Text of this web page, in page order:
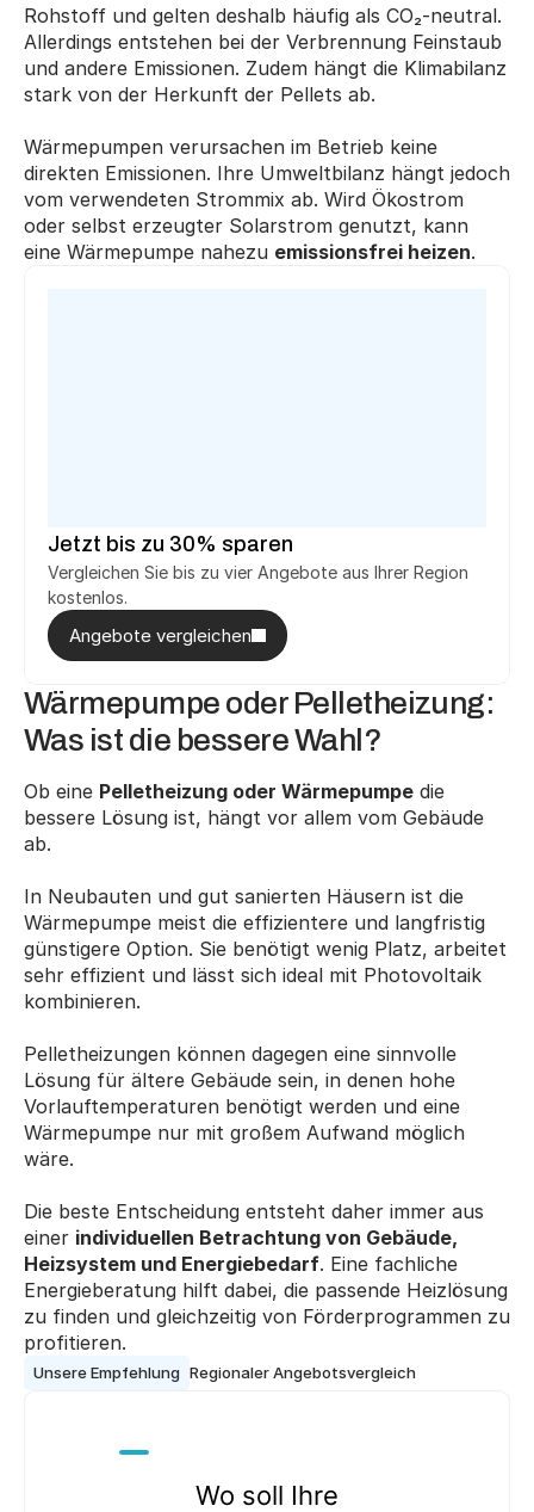
Rohstoff und gelten deshalb häufig als CO₂-neutral.
Allerdings entstehen bei der Verbrennung Feinstaub
und andere Emissionen. Zudem hängt die Klimabilanz
stark von der Herkunft der Pellets ab.
Wärmepumpen verursachen im Betrieb keine
direkten Emissionen. Ihre Umweltbilanz hängt jedoch
vom verwendeten Strommix ab. Wird Ökostrom
oder selbst erzeugter Solarstrom genutzt, kann
eine Wärmepumpe nahezu emissionsfrei heizen.
Jetzt bis zu 30% sparen
Vergleichen Sie bis zu vier Angebote aus Ihrer Region
kostenlos.
Angebote vergleichen
Wärmepumpe oder Pelletheizung:
Was ist die bessere Wahl?
Ob eine Pelletheizung oder Wärmepumpe die
bessere Lösung ist, hängt vor allem vom Gebäude
ab.
In Neubauten und gut sanierten Häusern ist die
Wärmepumpe meist die effizientere und langfristig
günstigere Option. Sie benötigt wenig Platz, arbeitet
sehr effizient und lässt sich ideal mit Photovoltaik
kombinieren.
Pelletheizungen können dagegen eine sinnvolle
Lösung für ältere Gebäude sein, in denen hohe
Vorlauftemperaturen benötigt werden und eine
Wärmepumpe nur mit großem Aufwand möglich
wäre.
Die beste Entscheidung entsteht daher immer aus
einer individuellen Betrachtung von Gebäude,
Heizsystem und Energiebedarf. Eine fachliche
Energieberatung hilft dabei, die passende Heizlösung
zu finden und gleichzeitig von Förderprogrammen zu
profitieren.
Unsere Empfehlung Regionaler Angebotsvergleich
Wo soll Ihre